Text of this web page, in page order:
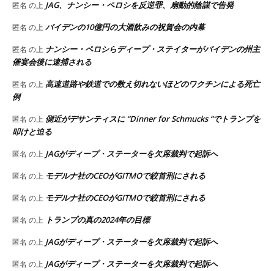
匿名 の上 JAG、ナンシー・ペロシを反逆罪、扇動的陰謀で告発
匿名 の上バイデンの10億円の大酒飲みの祝賀会の内幕
匿名 の上 ナンシー・ペロシらディープ・ステイターがバイデンの州主
催宴会後に逮捕される
匿名 の上 高速道路や鉄道での数え切れないほどのワクチンによる死亡
例
匿名 の上 側近がデサンティスに “Dinner for Schmucks “でトランプを
叩けと迫る
匿名 の上 JAGがディープ・ステーターを欠席裁判で起訴へ
匿名 の上 モデルナ社のCEOがGITMOで絞首刑にされる
匿名 の上 モデルナ社のCEOがGITMOで絞首刑にされる
匿名 の上 トランプの真の2024年の目標
匿名 の上 JAGがディープ・ステーターを欠席裁判で起訴へ
匿名 の上 JAGがディープ・ステーターを欠席裁判で起訴へ